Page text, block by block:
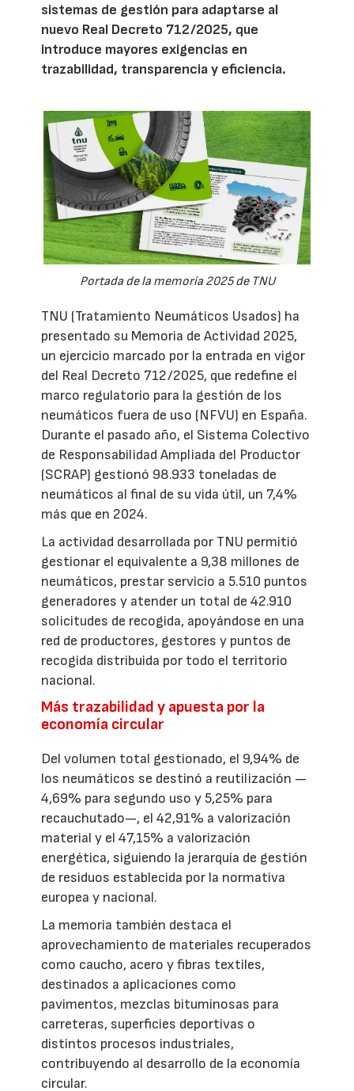
sistemas de gestión para adaptarse al
nuevo Real Decreto 712/2025, que
introduce mayores exigencias en
trazabilidad, transparencia y eficiencia.
Portada de la memoria 2025 de TNU
TNU (Tratamiento Neumáticos Usados) ha
presentado su Memoria de Actividad 2025,
un ejercicio marcado por la entrada en vigor
del Real Decreto 712/2025, que redefine el
marco regulatorio para la gestión de los
neumáticos fuera de uso (NFVU) en España.
Durante el pasado año, el Sistema Colectivo
de Responsabilidad Ampliada del Productor
(SCRAP) gestionó 98.933 toneladas de
neumáticos al final de su vida útil, un 7,4%
más que en 2024.
La actividad desarrollada por TNU permitió
gestionar el equivalente a 9,38 millones de
neumáticos, prestar servicio a 5.510 puntos
generadores y atender un total de 42.910
solicitudes de recogida, apoyándose en una
red de productores, gestores y puntos de
recogida distribuida por todo el territorio
nacional.
Más trazabilidad y apuesta por la
economía circular
Del volumen total gestionado, el 9,94% de
los neumáticos se destinó a reutilización —
4,69% para segundo uso y 5,25% para
recauchutado—, el 42,91% a valorización
material y el 47,15% a valorización
energética, siguiendo la jerarquía de gestión
de residuos establecida por la normativa
europea y nacional.
La memoria también destaca el
aprovechamiento de materiales recuperados
como caucho, acero y fibras textiles,
destinados a aplicaciones como
pavimentos, mezclas bituminosas para
carreteras, superficies deportivas o
distintos procesos industriales,
contribuyendo al desarrollo de la economía
circular.